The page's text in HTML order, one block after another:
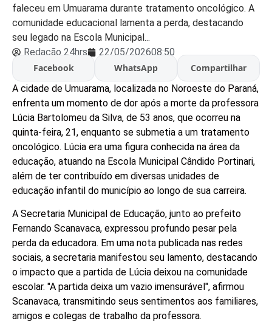
faleceu em Umuarama durante tratamento oncológico. A
comunidade educacional lamenta a perda, destacando
seu legado na Escola Municipal...
Redação 24hrs
22/05/202608:50
Facebook
WhatsApp
Compartilhar
A cidade de Umuarama, localizada no Noroeste do Paraná,
enfrenta um momento de dor após a morte da professora
Lúcia Bartolomeu da Silva, de 53 anos, que ocorreu na
quinta-feira, 21, enquanto se submetia a um tratamento
oncológico. Lúcia era uma figura conhecida na área da
educação, atuando na Escola Municipal Cândido Portinari,
além de ter contribuído em diversas unidades de
educação infantil do município ao longo de sua carreira.
A Secretaria Municipal de Educação, junto ao prefeito
Fernando Scanavaca, expressou profundo pesar pela
perda da educadora. Em uma nota publicada nas redes
sociais, a secretaria manifestou seu lamento, destacando
o impacto que a partida de Lúcia deixou na comunidade
escolar. "A partida deixa um vazio imensurável", afirmou
Scanavaca, transmitindo seus sentimentos aos familiares,
amigos e colegas de trabalho da professora.